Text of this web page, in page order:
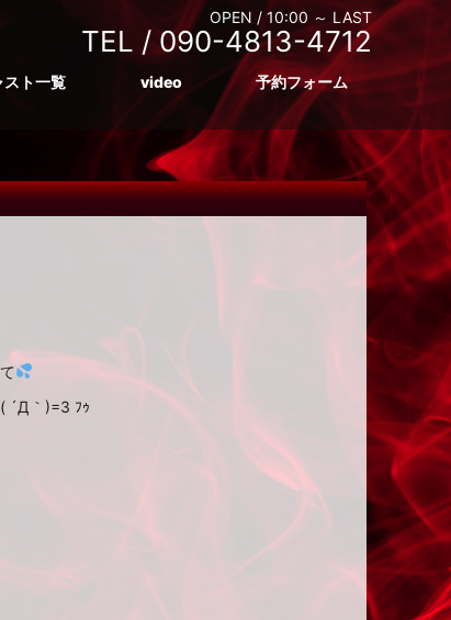
OPEN / 10:00 ～ LAST
TEL /090-4813-4712
スト一覧 video 予約フォーム
´Д｀)=3 ﾌｩ